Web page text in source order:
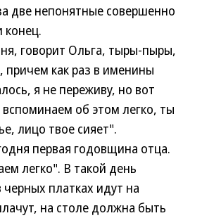
две непонятные совершенно
конец.
говорит Ольга, тыры-пыры,
причем как раз в именины
я не переживу, но вот
об этом легко, ты
лицо твое сияет".
первая годовщина отца.
легко". В такой день
платках идут на
на столе должна быть